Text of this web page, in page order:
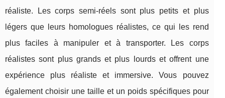
réaliste. Les corps semi-réels sont plus petits et plus
légers que leurs homologues réalistes, ce qui les rend
plus faciles à manipuler et à transporter. Les corps
réalistes sont plus grands et plus lourds et offrent une
expérience plus réaliste et immersive. Vous pouvez
également choisir une taille et un poids spécifiques pour